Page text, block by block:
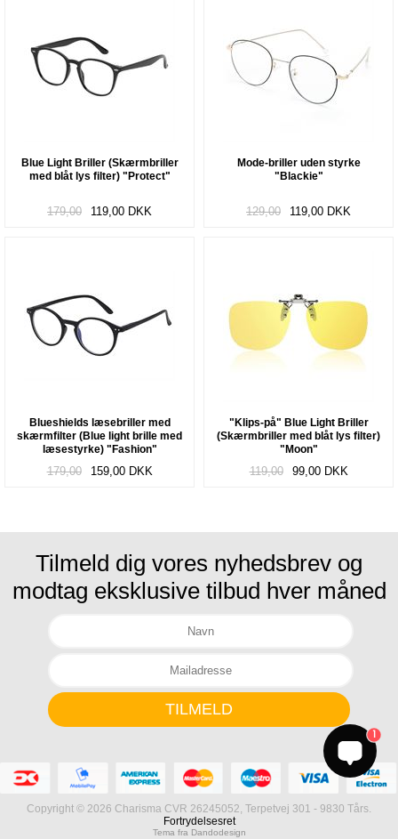
Blue Light Briller (Skærmbriller
med blåt lys filter) "Protect"
179,00 119,00 DKK
Mode-briller uden styrke
"Blackie"
129,00 119,00 DKK
Blueshields læsebriller med
skærmfilter (Blue light brille med
læsestyrke) "Fashion"
179,00 159,00 DKK
"Klips-på" Blue Light Briller
(Skærmbriller med blåt lys filter)
"Moon"
119,00 99,00 DKK
Tilmeld dig vores nyhedsbrev og
modtag eksklusive tilbud hver måned
Copyright © 2026 Charisma CVR 26245052, Terpetvej 301 - 9830 Tårs.
Fortrydelsesret
Tema fra Dandodesign
1